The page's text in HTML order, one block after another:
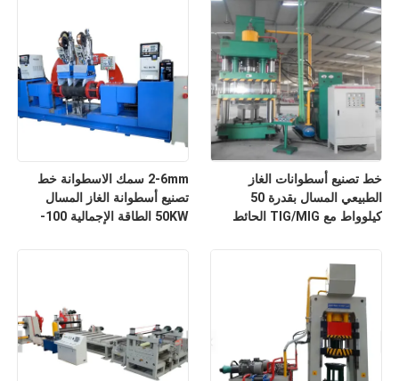
2-6mm سمك الاسطوانة خط
تصنيع أسطوانة الغاز المسال
50KW الطاقة الإجمالية 100-
خط تصنيع أسطوانات الغاز
الطبيعي المسال بقدرة 50
كيلوواط مع TIG/MIG الحائط